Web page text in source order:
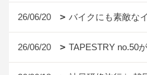
26/06/20 バイクにも素敵な
26/06/20 TAPESTRY no.50